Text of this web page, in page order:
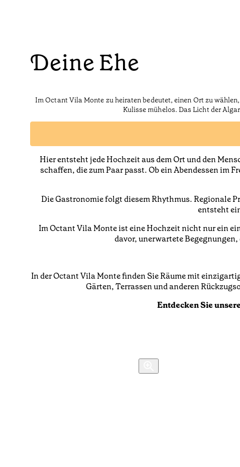
Deine Ehe
Im Octant Vila Monte zu heiraten bedeutet, einen Ort zu
Kulisse mühelos. Das Licht der
Hier entsteht jede Hochzeit aus dem Ort und den
schaffen, die zum Paar passt. Ob ein Abendessen im
Die Gastronomie folgt diesem Rhythmus. Regionale
entsteht
Im Octant Vila Monte ist eine Hochzeit nicht nur ein
davor, unerwartete
In der Octant Vila Monte finden Sie Räume mit
Gärten, Terrassen und anderen
Entdecken Sie